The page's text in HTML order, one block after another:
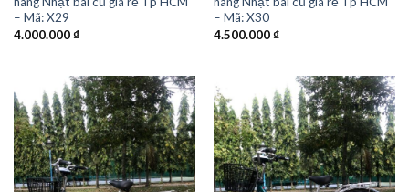
– Mã: X29
4.000.000₫
– Mã: X30
4.500.000₫